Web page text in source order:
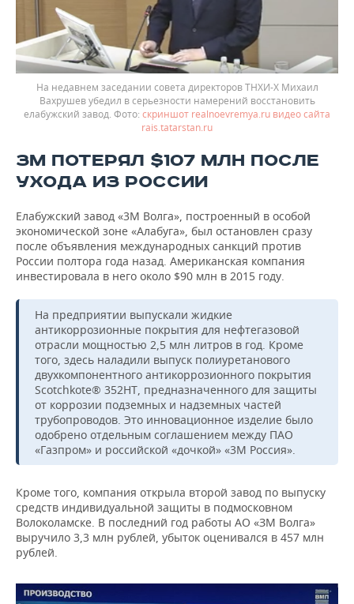
На недавнем заседании совета директоров ТНХИ-Х Михаил
Вахрушев убедил в серьезности намерений восстановить
елабужский завод.
скриншот realnoevremya.ru видео сайта
rais.tatarstan.ru
ЗМ ПОТЕРЯЛ $107 МЛН ПОСЛЕ
УХОДА ИЗ РОССИИ
Елабужский завод «3M Волга», построенный в особой
экономической зоне «Алабуга», был остановлен сразу
после объявления международных санкций против
России полтора года назад. Американская компания
инвестировала в него около $90 млн в 2015 году.
На предприятии выпускали жидкие
антикоррозионные покрытия для нефтегазовой
отрасли мощностью 2,5 млн литров в год. Кроме
того, здесь наладили выпуск полиуретанового
двухкомпонентного антикоррозионного покрытия
Scotchkote® 352HT, предназначенного для защиты
от коррозии подземных и надземных частей
трубопроводов. Это инновационное изделие было
одобрено отдельным соглашением между ПАО
«Газпром» и российской «дочкой» «3М Россия».
Кроме того, компания открыла второй завод по выпуску
средств индивидуальной защиты в подмосковном
Волоколамске. В последний год работы АО «ЗМ Волга»
выручило 3,3 млн рублей, убыток оценивался в 457 млн
рублей.